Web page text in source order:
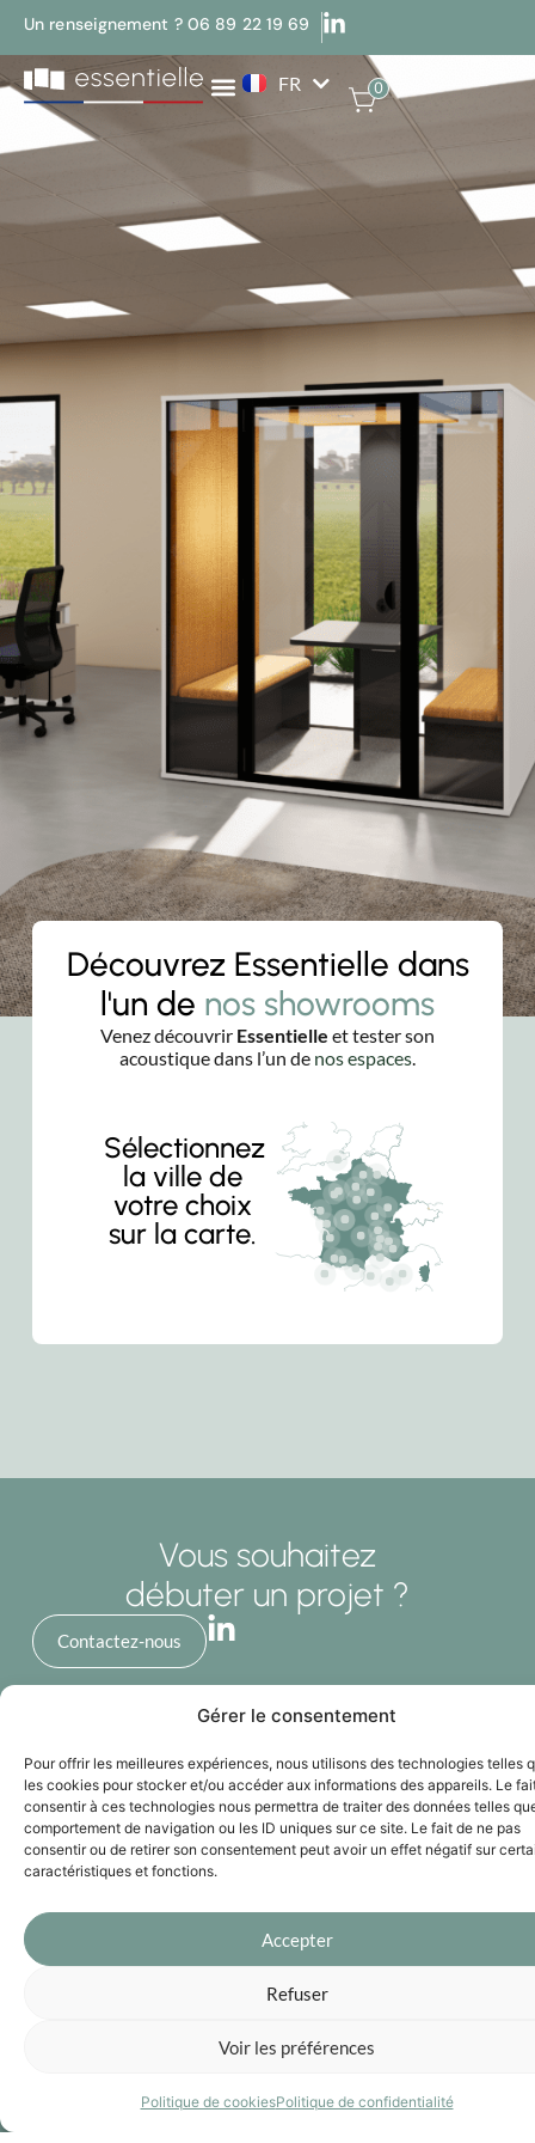
Gérer le consentement
Pour offrir les meilleures expériences, nous utilisons des technologies telles
les cookies pour stocker et/ou accéder aux informations des appareils. Le
consentir à ces technologies nous permettra de traiter des données telles
comportement de navigation ou les ID uniques sur ce site. Le fait de ne pas
consentir ou de retirer son consentement peut avoir un effet négatif sur
caractéristiques et fonctions.
Accepter
Refuser
Voir les préférences
Politique de cookiesPolitique de confidentialité
Un renseignement ? 06 89 22 19 69
FR
EN 0
Découvrez Essentielle dans
l'un de nos showrooms
Venez découvrir Essentielle et tester son
acoustique dans l’un de nos espaces.
Sélectionnez
la ville de
votre choix
sur la carte.
Vous souhaitez
débuter un projet ?
Contactez-nous
gamme
Essentielle
Essentielle S
Essentielle S
Bureau
Essentielle
Essentielle L
gamme
Express
Express S
Express M
Express L
Blog
Qui
sommes-
Acoustiques
Acoustiques
buronomic
ZI du
Poudreux
14600
+33 6 89